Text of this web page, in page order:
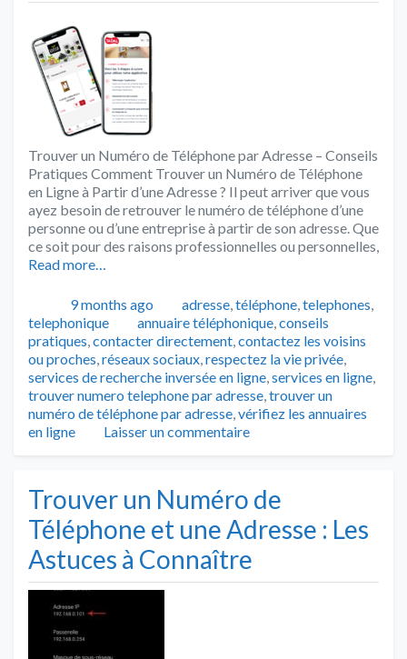
Trouver un Numéro de Téléphone par Adresse – Conseils
Pratiques Comment Trouver un Numéro de Téléphone
en Ligne à Partir d’une Adresse ? Il peut arriver que vous
ayez besoin de retrouver le numéro de téléphone d’une
personne ou d’une entreprise à partir de son adresse. Que
ce soit pour des raisons professionnelles ou personnelles,
Read more…
Publié9 months ago Catégories
adresse,téléphone,telephones,
telephonique
Tags
annuaire téléphonique,conseils
pratiques,contacter directement,contactez les voisins
ou proches,réseaux sociaux,respectez la vie privée,
services de recherche inversée en ligne,services en ligne,
trouver numero telephone par adresse,trouver un
numéro de téléphone par adresse,vérifiez les annuaires
en ligne
Laisser un commentaire
Trouver un Numéro de
Téléphone et une Adresse : Les
Astuces à Connaître